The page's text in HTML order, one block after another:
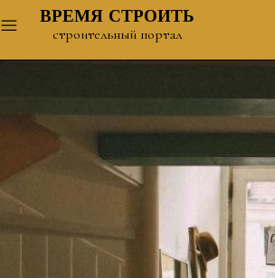
ВРЕМЯ СТРОИТЬ
строительный портал